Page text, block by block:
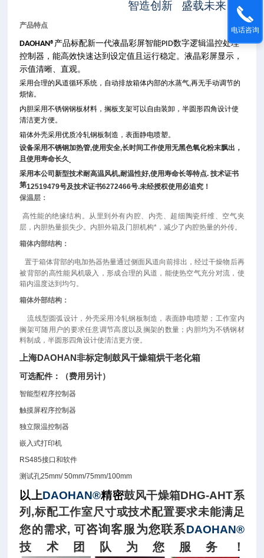
智造创新 盛载未来
产品特点
DAOHAN®产品标配新一代液晶彩屏智能PID数字逻辑温控处理
控制器，能高效快速达到设定值且运行稳定。液晶彩屏显示，
示值清晰、直观。
采用合理的风道循环系统，自动排放箱体内部的水蒸气,再无手动调节的
烦恼。
内胆采用不锈钢钢板材料，搁板支架可以自由装卸，半圆形四角设计使
清洁更方便。
箱体外壳采用优质冷轧钢板制造，表面静电喷塑。
设备采用不锈钢加热管,使用安全,长时间工作使用无黑色氧化粉末飘出，
且使用寿命长久.
采用本公司新型技术耐高温风机,耐温性好,使用寿命长等特点.技术证书
第12519479号及技术证书6272466号.未经授权使用必追究！
保温层：
高性能的绝缘结构。从里到外有内腔、内壳、超细陶瓷纤维、空气夹
层，内胆热量损失少。内胆外箱及门胆机构*，减少了内腔热量的外传。
箱体内部结构：
置于箱体背部的电加热器热量通过侧面风道向前排出，经过干燥物后再
被背部的高性能风机吸入，形成合理的风道，能使热空气充分对流，使
箱内温度达到均匀。
箱体外部结构：
流线型圆弧设计，外壳采用冷轧钢板制造，表面静电喷塑；工作室内
搁架可随用户的要求任意调节高度以及搁架的数量；内胆均为不锈钢材
料制成，半圆形四角设计使清洁更方便。
上海DAOHAN非标定制鼓风干燥箱烘干老化箱
可选配件：（费用另计）
智能型程序控制器
触摸屏程序控制器
独立限温控制器
嵌入式打印机
RS485接口和软件
测试孔25mm/ 50mm/75mm/100mm
以上DAOHAN®精密鼓风干燥箱DHG-AHT系
列 ,标配工作室尺寸或技术配置要求未能满足
您的需求, 可咨询客服为您联系DAOHAN®
技术团队为您服务！
电话咨询